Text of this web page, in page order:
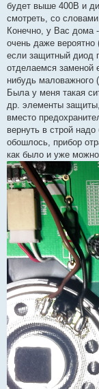
будет выше 400В и
смотреть, со
Конечно, у Вас дома
очень даже вероятно
если защитный диод
отделаемся заменой
нибудь маловажного
Была у меня такая
др. элементы
вместо
вернуть в строй
обошлось, прибор
как было и уже